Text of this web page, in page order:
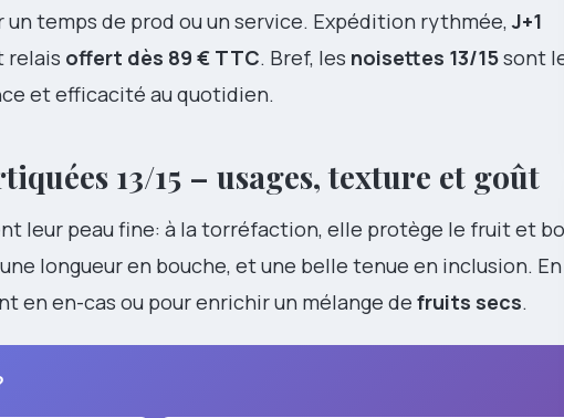
temps de prod ou un service. Expédition rythmée,J+1
relais offert dès 89 € TTC. Bref, les noisettes 13/15sont
et efficacité au quotidien.
13/15 – usages, texture et goût
leur peau fine: à la torréfaction, elle protège le fruit et
longueur en bouche, et une belle tenue en inclusion. En
en en-cas ou pour enrichir un mélange de fruits secs.